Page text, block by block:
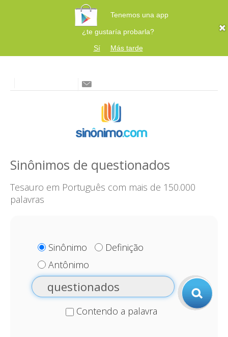
Tenemos una app
¿te gustaría probarla?
Sí
Más tarde
Sinônimos de questionados
Tesauro em Português com mais de 150.000
palavras
Sinônimo
Definição
Antônimo
Contendo a palavra